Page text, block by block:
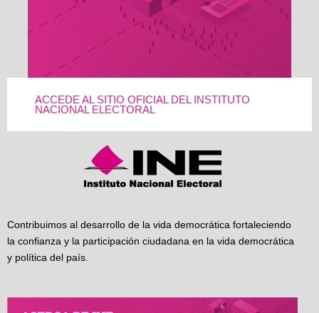
ACCEDE AL SITIO OFICIAL DEL INSTITUTO
NACIONAL ELECTORAL
Contribuimos al desarrollo de la vida democrática fortaleciendo
la confianza y la participación ciudadana en la vida democrática
y política del país.